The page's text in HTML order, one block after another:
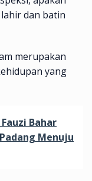
dan batin
merupakan
yang
Fauzi Bahar
Menuju